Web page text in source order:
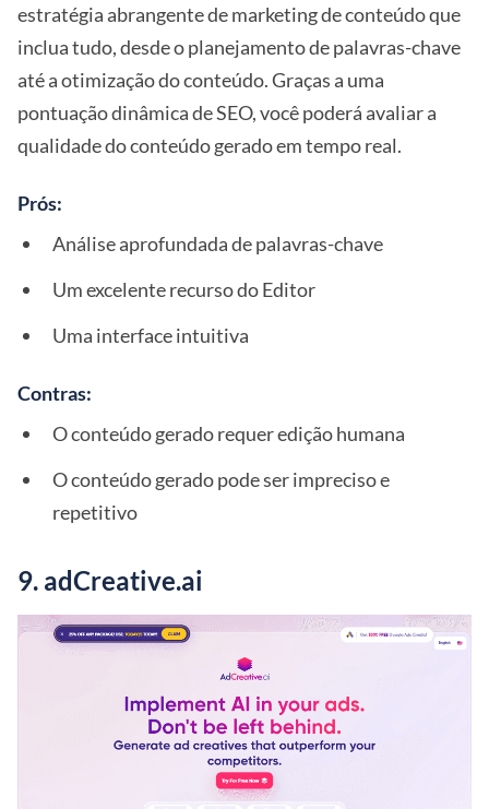
estratégia abrangente de marketing de conteúdo que
inclua tudo, desde o planejamento de palavras-chave
até a otimização do conteúdo. Graças a uma
pontuação dinâmica de SEO, você poderá avaliar a
qualidade do conteúdo gerado em tempo real.
Prós:
Análise aprofundada de palavras-chave
Um excelente recurso do Editor
Uma interface intuitiva
Contras:
O conteúdo gerado requer edição humana
O conteúdo gerado pode ser impreciso e
repetitivo
9. adCreative.ai